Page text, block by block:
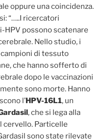
oppure una coincidenza.
“…..I ricercatori
HPV possono scatenare
Nello studio, i
di tessuto
che hanno sofferto di
dopo le vaccinazioni
sono morte. Hanno
l’HPV-16L1, un
, che si lega alla
cervello. Particelle
sono state rilevate